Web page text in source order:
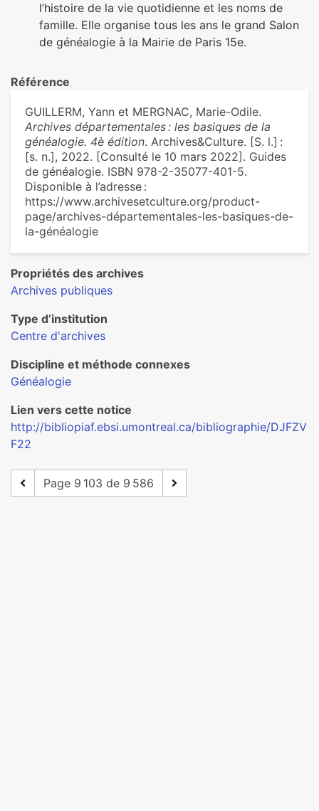
l’histoire de la vie quotidienne et les noms de
famille. Elle organise tous les ans le grand Salon
de généalogie à la Mairie de Paris 15e.
Référence
GUILLERM, Yann et MERGNAC, Marie-Odile.
Archives départementales : les basiques de la
généalogie. 4è édition. Archives&Culture. [S. l.] :
[s. n.], 2022. [Consulté le 10 mars 2022]. Guides
de généalogie. ISBN 978-2-35077-401-5.
Disponible à l’adresse :
https://www.archivesetculture.org/product-
page/archives-départementales-les-basiques-de-
la-généalogie
Propriétés des archives
Archives publiques
Type d’institution
Centre d'archives
Discipline et méthode connexes
Généalogie
Lien vers cette notice
http://bibliopiaf.ebsi.umontreal.ca/bibliographie/DJFZV
F22
Page 9 103 de 9 586